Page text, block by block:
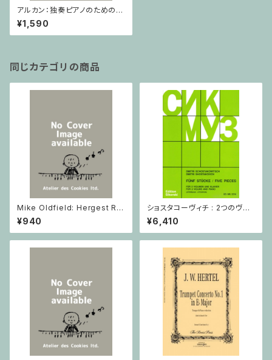
アルカン：独奏ピアノのための
グランドソナタ Op. 33 / ピアノ
ソロ
¥1,590
同じカテゴリの商品
Mike Oldfield: Hergest Rid
ge / ピアノ
¥940
ショスタコーヴィチ : 2つのヴァ
イオリンとピアノのための 5つの
小品 / ヴァイオリン2とピアノ
¥6,410